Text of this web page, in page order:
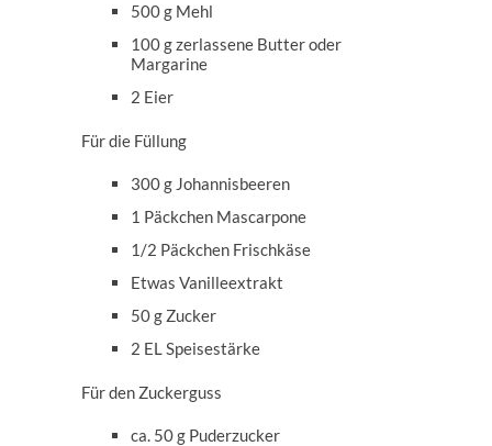
500 g Mehl
100 g zerlassene Butter oder
Margarine
2 Eier
Für die Füllung
300 g Johannisbeeren
1 Päckchen Mascarpone
1/2 Päckchen Frischkäse
Etwas Vanilleextrakt
50 g Zucker
2 EL Speisestärke
Für den Zuckerguss
ca. 50 g Puderzucker